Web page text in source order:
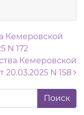
Кемеровской
N 172
Кемеровской
20.03.2025 N 158